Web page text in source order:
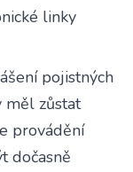
linky
pojistných
měl zůstat
provádění
dočasně